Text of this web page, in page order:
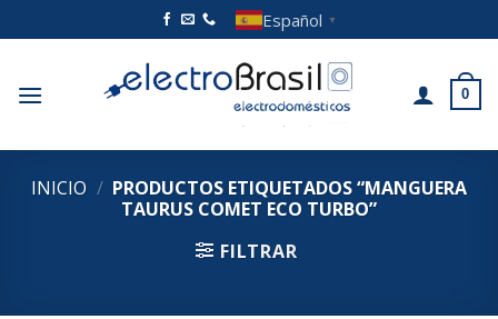
al
Español ▼
0
INICIO / PRODUCTOS ETIQUETADOS “MANGUERA
TAURUS COMET ECO TURBO”
FILTRAR